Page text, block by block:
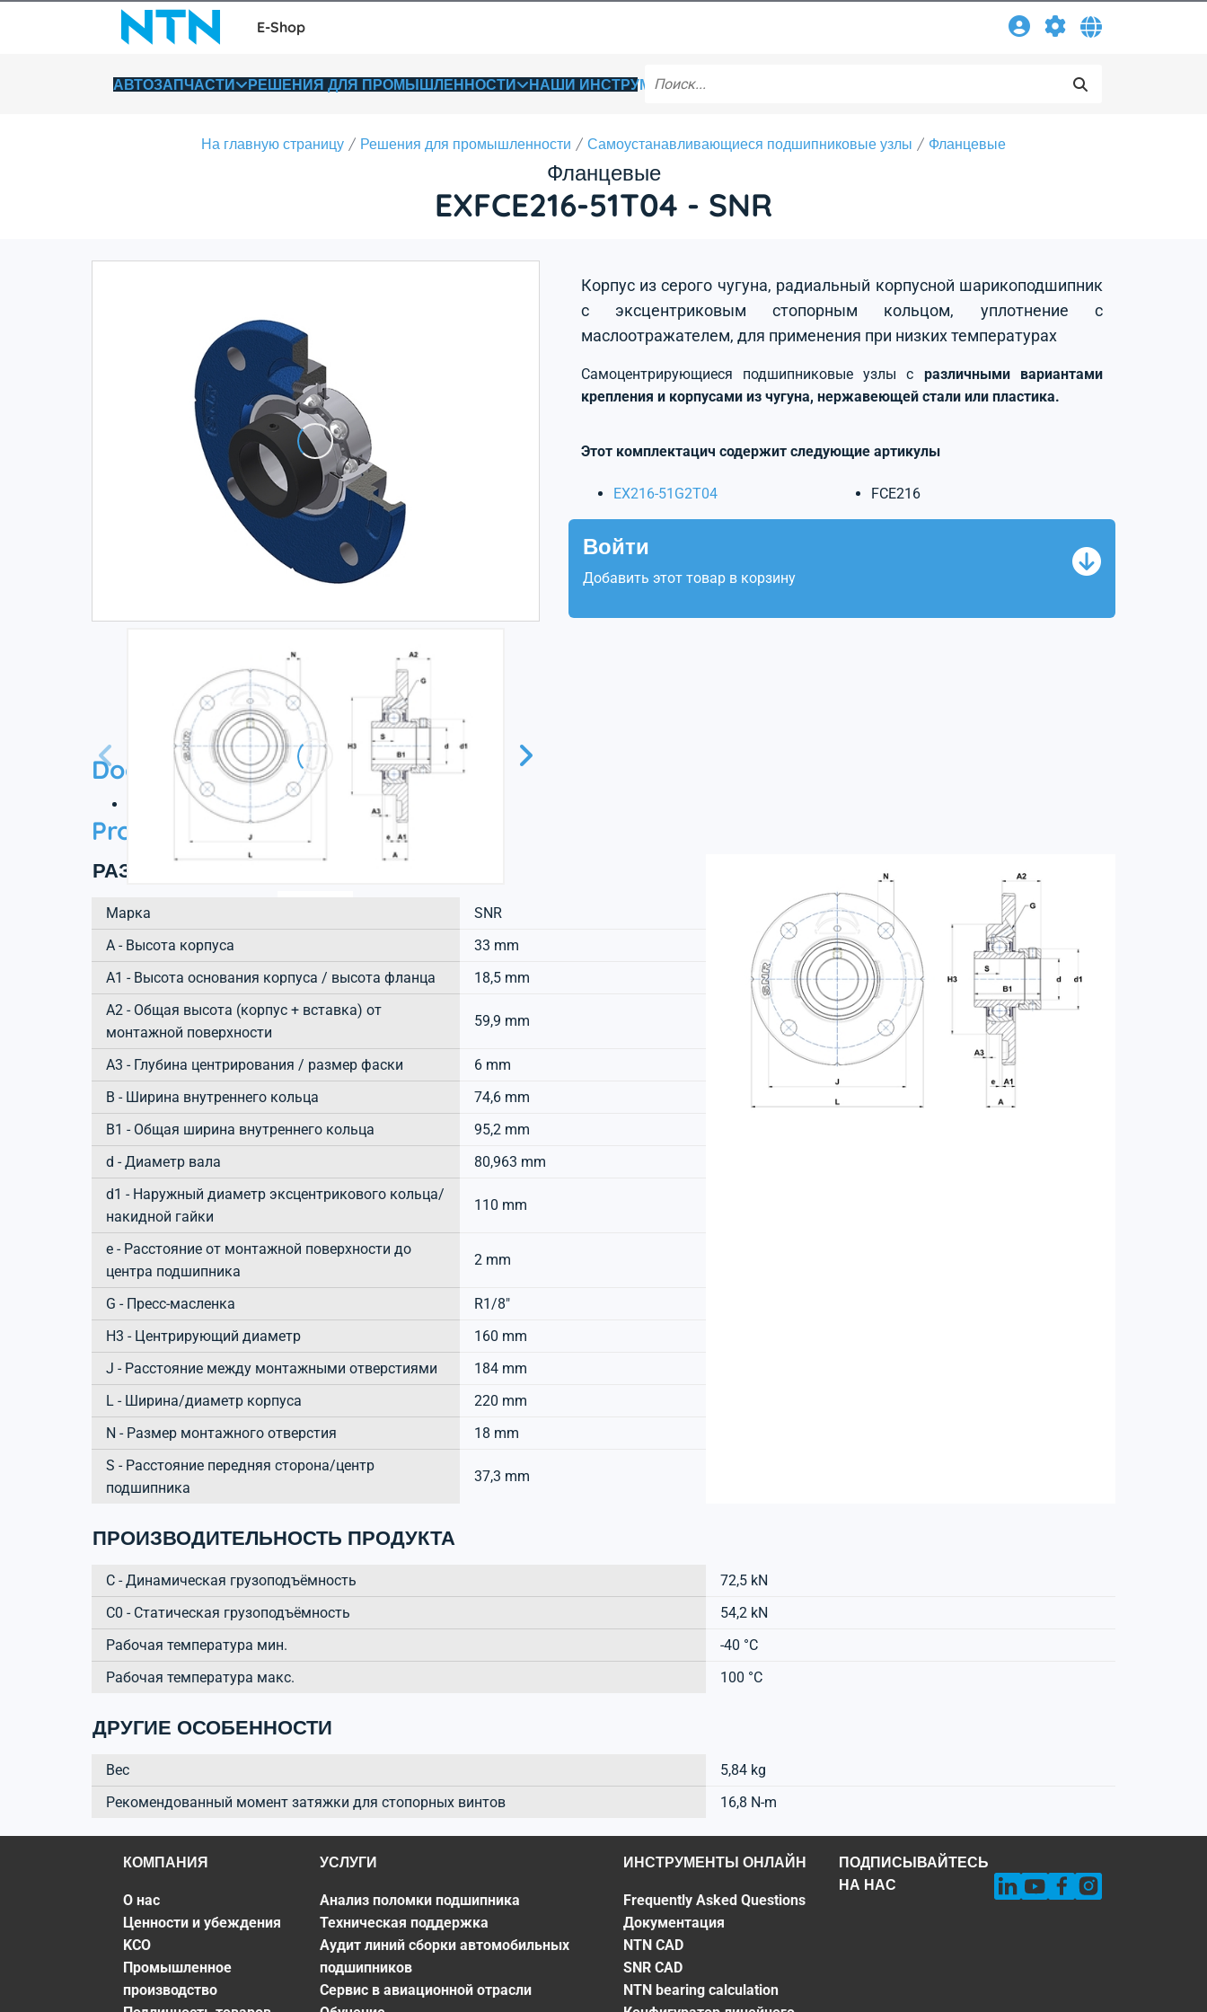
E-Shop
АВТОЗАПЧАСТИ РЕШЕНИЯ ДЛЯ ПРОМЫШЛЕННОСТИ НАШИ ИНСТРУМЕНТЫ
На главную страницу Решения для промышленности Самоустанавливающиеся подшипниковые узлы Фланцевые
Фланцевые
EXFCE216-51T04 - SNR
Корпус из серого чугуна, радиальный корпусной шарикоподшипник
с эксцентриковым стопорным кольцом, уплотнение с
маслоотражателем, для применения при низких температурах
Самоцентрирующиеся подшипниковые узлы с различными вариантами
крепления и корпусами из чугуна, нержавеющей стали или пластика.
Этот комплектацич содержит следующие артикулы
EX216-51G2T04 FCE216
Войти
Добавить этот товар в корзину
Documentation
Технический паспорт
Product information
РАЗМЕРЫ ИЗДЕЛИЯ
Марка
SNR
А - Высота корпуса
33 mm
A1 - Высота основания корпуса / высота фланца
18,5 mm
A2 - Общая высота (корпус + вставка) от
монтажной поверхности
59,9 mm
A3 - Глубина центрирования / размер фаски
6 mm
B - Ширина внутреннего кольца
74,6 mm
B1 - Общая ширина внутреннего кольца
95,2 mm
d - Диаметр вала
80,963 mm
d1 - Наружный диаметр эксцентрикового кольца/
накидной гайки
110 mm
e - Расстояние от монтажной поверхности до
центра подшипника
2 mm
G - Пресс-масленка
R1/8"
H3 - Центрирующий диаметр
160 mm
J - Расстояние между монтажными отверстиями
184 mm
L - Ширина/диаметр корпуса
220 mm
N - Размер монтажного отверстия
18 mm
S - Расстояние передняя сторона/центр
подшипника
37,3 mm
ПРОИЗВОДИТЕЛЬНОСТЬ ПРОДУКТА
C - Динамическая грузоподъёмность
72,5 kN
C0 - Статическая грузоподъёмность
54,2 kN
Рабочая температура мин.
-40 °C
Рабочая температура макс.
100 °C
ДРУГИЕ ОСОБЕННОСТИ
Вес
5,84 kg
Рекомендованный момент затяжки для стопорных винтов
16,8 N-m
КОМПАНИЯ
О нас
Ценности и убеждения
KCO
Промышленное
производство
УСЛУГИ
Анализ поломки подшипника
Техническая поддержка
Аудит линий сборки автомобильных
подшипников
Сервис в авиационной отрасли
ИНСТРУМЕНТЫ ОНЛАЙН
Frequently Asked Questions
Документация
NTN CAD
SNR CAD
NTN bearing calculation
ПОДПИСЫВАЙТЕСЬ
НА НАС